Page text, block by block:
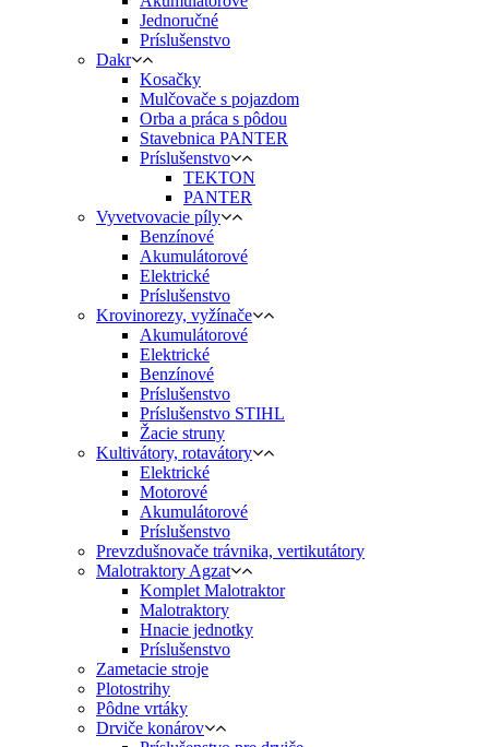
Jednoručné
Príslušenstvo
Dakr
Kosačky
Mulčovače s pojazdom
Orba a práca s pôdou
Stavebnica PANTER
Príslušenstvo
TEKTON
PANTER
Vyvetvovacie píly
Benzínové
Akumulátorové
Elektrické
Príslušenstvo
Krovinorezy, vyžínače
Akumulátorové
Elektrické
Benzínové
Príslušenstvo
Príslušenstvo STIHL
Žacie struny
Kultivátory, rotavátory
Elektrické
Motorové
Akumulátorové
Príslušenstvo
Prevzdušnovače trávnika, vertikutátory
Malotraktory Agzat
Komplet Malotraktor
Malotraktory
Hnacie jednotky
Príslušenstvo
Zametacie stroje
Plotostrihy
Pôdne vrtáky
Drviče konárov